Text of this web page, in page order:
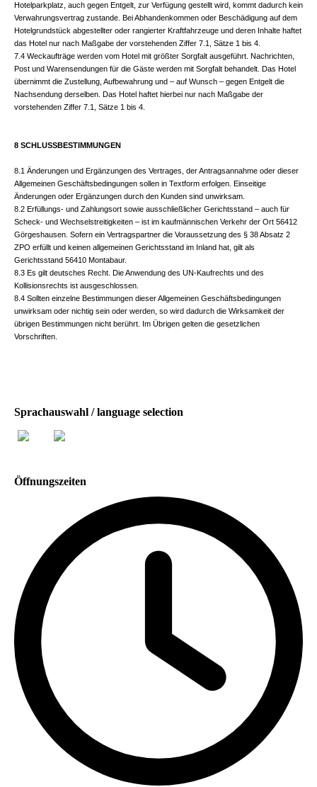
Hotelparkplatz, auch gegen Entgelt, zur Verfügung gestellt wird, kommt dadurch kein
Verwahrungsvertrag zustande. Bei Abhandenkommen oder Beschädigung auf dem
Hotelgrundstück abgestellter oder rangierter Kraftfahrzeuge und deren Inhalte haftet
das Hotel nur nach Maßgabe der vorstehenden Ziffer 7.1, Sätze 1 bis 4.
7.4 Weckaufträge werden vom Hotel mit größter Sorgfalt ausgeführt. Nachrichten,
Post und Warensendungen für die Gäste werden mit Sorgfalt behandelt. Das Hotel
übernimmt die Zustellung, Aufbewahrung und – auf Wunsch – gegen Entgelt die
Nachsendung derselben. Das Hotel haftet hierbei nur nach Maßgabe der
vorstehenden Ziffer 7.1, Sätze 1 bis 4.
8 SCHLUSSBESTIMMUNGEN
8.1 Änderungen und Ergänzungen des Vertrages, der Antragsannahme oder dieser
Allgemeinen Geschäftsbedingungen sollen in Textform erfolgen. Einseitige
Änderungen oder Ergänzungen durch den Kunden sind unwirksam.
8.2 Erfüllungs- und Zahlungsort sowie ausschließlicher Gerichtsstand – auch für
Scheck- und Wechselstreitigkeiten – ist im kaufmännischen Verkehr der Ort 56412
Görgeshausen. Sofern ein Vertragspartner die Voraussetzung des § 38 Absatz 2
ZPO erfüllt und keinen allgemeinen Gerichtsstand im Inland hat, gilt als
Gerichtsstand 56410 Montabaur.
8.3 Es gilt deutsches Recht. Die Anwendung des UN-Kaufrechts und des
Kollisionsrechts ist ausgeschlossen.
8.4 Sollten einzelne Bestimmungen dieser Allgemeinen Geschäftsbedingungen
unwirksam oder nichtig sein oder werden, so wird dadurch die Wirksamkeit der
übrigen Bestimmungen nicht berührt. Im Übrigen gelten die gesetzlichen
Vorschriften.
Sprachauswahl / language selection
Öffnungszeiten